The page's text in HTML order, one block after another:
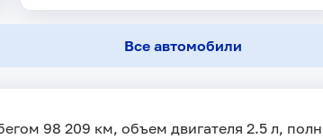
Все автомобили
98 209 км, объем двигателя 2.5 л,